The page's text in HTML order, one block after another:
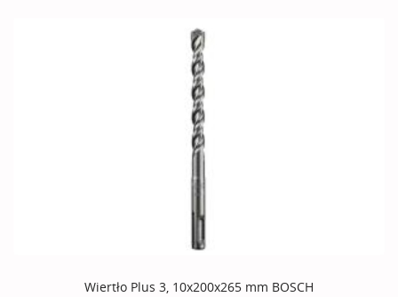
Wiertło Plus 3, 10x200x265 mm BOSCH